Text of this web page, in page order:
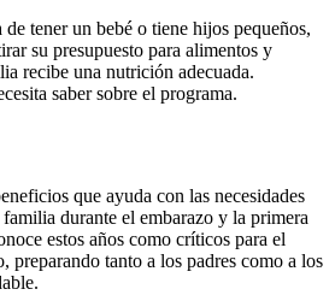
de tener un bebé o tiene hijos pequeños,
su presupuesto para alimentos y
recibe una nutrición adecuada.
saber sobre el programa.
que ayuda con las necesidades
durante el embarazo y la primera
estos años como críticos para el
preparando tanto a los padres como a los